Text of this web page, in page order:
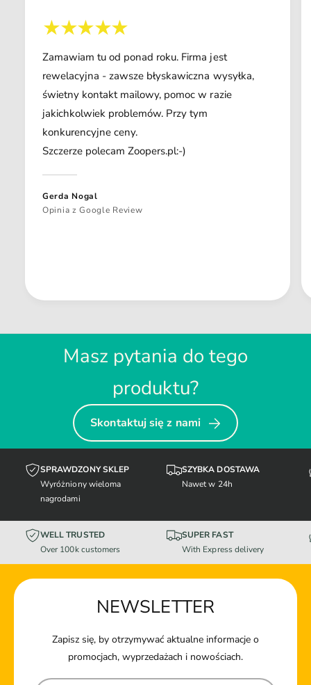
Zamawiam tu od ponad roku. Firma jest
rewelacyjna - zawsze błyskawiczna wysyłka,
świetny kontakt mailowy, pomoc w razie
jakichkolwiek problemów. Przy tym
konkurencyjne ceny.
Szczerze polecam Zoopers.pl:-)
Gerda Nogal
Opinia z Google Review
Masz pytania do tego
produktu?
Skontaktuj się z nami
SPRAWDZONY SKLEP
Wyróżniony wieloma
nagrodami
SZYBKA DOSTAWA
Nawet w 24h
WELL TRUSTED
Over 100k customers
SUPER FAST
With Express delivery
NEWSLETTER
Zapisz się, by otrzymywać aktualne informacje o
promocjach, wyprzedażach i nowościach.